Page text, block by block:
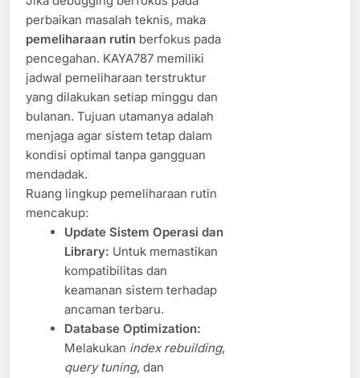
perbaikan masalah teknis, maka
pemeliharaan rutin berfokus pada
pencegahan. KAYA787 memiliki
jadwal pemeliharaan terstruktur
yang dilakukan setiap minggu dan
bulanan. Tujuan utamanya adalah
menjaga agar sistem tetap dalam
kondisi optimal tanpa gangguan
mendadak.
Ruang lingkup pemeliharaan rutin
mencakup:
Update Sistem Operasi dan
Library: Untuk memastikan
kompatibilitas dan
keamanan sistem terhadap
ancaman terbaru.
Database Optimization:
Melakukan index rebuilding,
query tuning, dan